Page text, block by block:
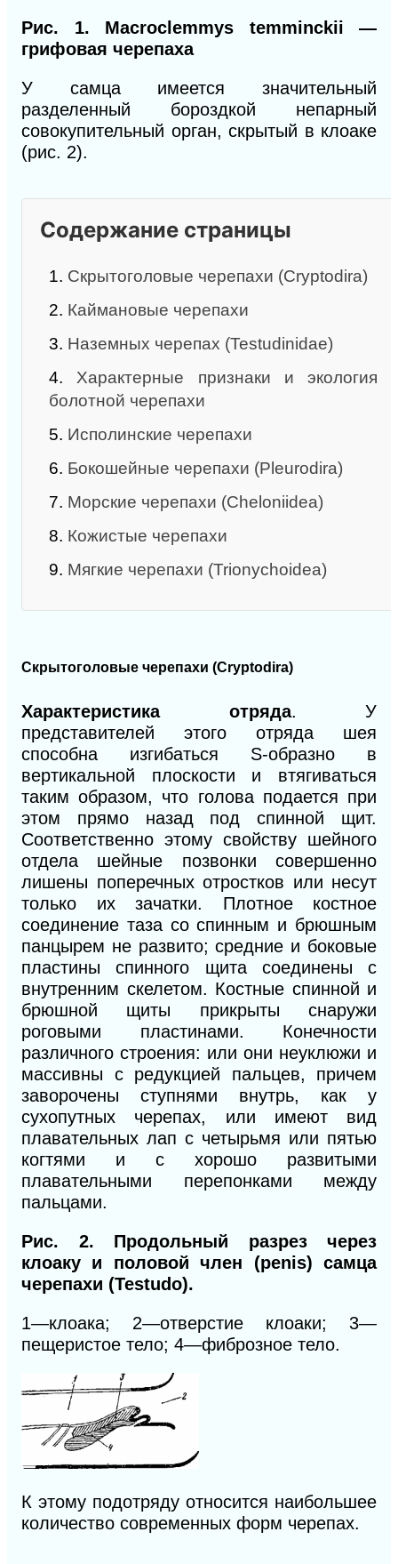
Рис. 1. Macroclemmys temminckii —
грифовая черепаха
У самца имеется значительный
разделенный бороздкой непарный
совокупительный орган, скрытый в клоаке
(рис. 2).
Содержание страницы
1. Скрытоголовые черепахи (Cryptodira)
2. Каймановые черепахи
3. Наземных черепах (Testudinidae)
4. Характерные признаки и экология
болотной черепахи
5. Исполинские черепахи
6. Бокошейные черепахи (Pleurodira)
7. Морские черепахи (Cheloniidea)
8. Кожистые черепахи
9. Мягкие черепахи (Trionychoidea)
Скрытоголовые черепахи (Cryptodira)
Характеристика отряда. У
представителей этого отряда шея
способна изгибаться S-образно в
вертикальной плоскости и втягиваться
таким образом, что голова подается при
этом прямо назад под спинной щит.
Соответственно этому свойству шейного
отдела шейные позвонки совершенно
лишены поперечных отростков или несут
только их зачатки. Плотное костное
соединение таза со спинным и брюшным
панцырем не развито; средние и боковые
пластины спинного щита соединены с
внутренним скелетом. Костные спинной и
брюшной щиты прикрыты снаружи
роговыми пластинами. Конечности
различного строения: или они неуклюжи и
массивны с редукцией пальцев, причем
заворочены ступнями внутрь, как у
сухопутных черепах, или имеют вид
плавательных лап с четырьмя или пятью
когтями и с хорошо развитыми
плавательными перепонками между
пальцами.
Рис. 2. Продольный разрез через
клоаку и половой член (penis) самца
черепахи (Testudo).
1—клоака; 2—отверстие клоаки; 3—
пещеристое тело; 4—фиброзное тело.
К этому подотряду относится наибольшее
количество современных форм черепах.